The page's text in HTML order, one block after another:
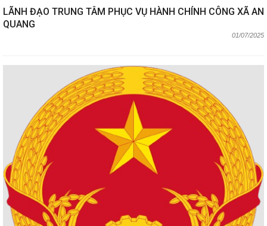
LÃNH ĐẠO TRUNG TÂM PHỤC VỤ HÀNH CHÍNH CÔNG XÃ AN
QUANG
01/07/2025